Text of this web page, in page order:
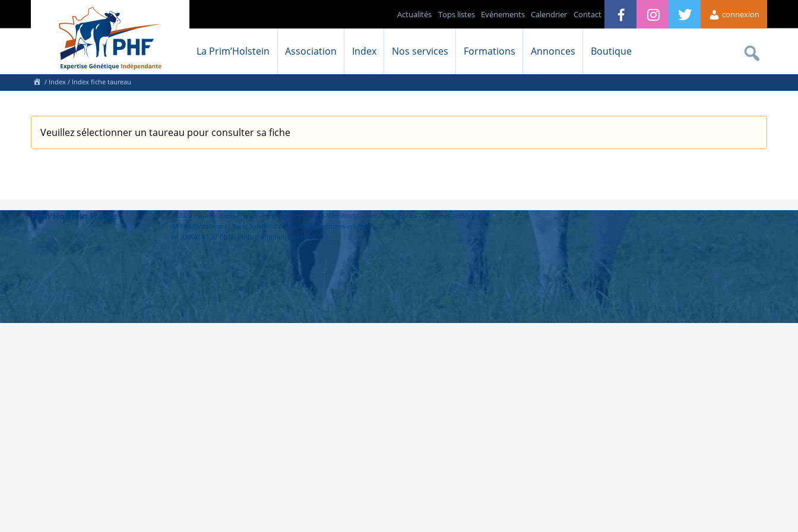
connexion
Contact
Calendrier
Evénements
Tops listes
Actualités
La Prim’Holstein Association Index Nos services Formations Annonces Boutique
/ Index / Index fiche taureau
Veuillez sélectionner un taureau pour consulter sa fiche
Prim'Holstein France © 2026 Prim'Holstein France - Hébergement : West-WebWorld - Mentions légales- Données personnelles
42 Le Montsoreau - Saint Sylvain d'Anjou 49480 Verrières-en-Anjou
tel 33 (0)2 41 37 66 66 - info@primholstein.com